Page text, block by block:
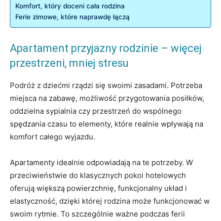
Komfort, który doceni cała rodzina
Ferie zimowe, które naprawdę łączą
Apartament przyjazny rodzinie – więcej
przestrzeni, mniej stresu
Podróż z dziećmi rządzi się swoimi zasadami. Potrzeba
miejsca na zabawę, możliwość przygotowania posiłków,
oddzielna sypialnia czy przestrzeń do wspólnego
spędzania czasu to elementy, które realnie wpływają na
komfort całego wyjazdu.
Apartamenty idealnie odpowiadają na te potrzeby. W
przeciwieństwie do klasycznych pokoi hotelowych
oferują większą powierzchnię, funkcjonalny układ i
elastyczność, dzięki której rodzina może funkcjonować w
swoim rytmie. To szczególnie ważne podczas ferii